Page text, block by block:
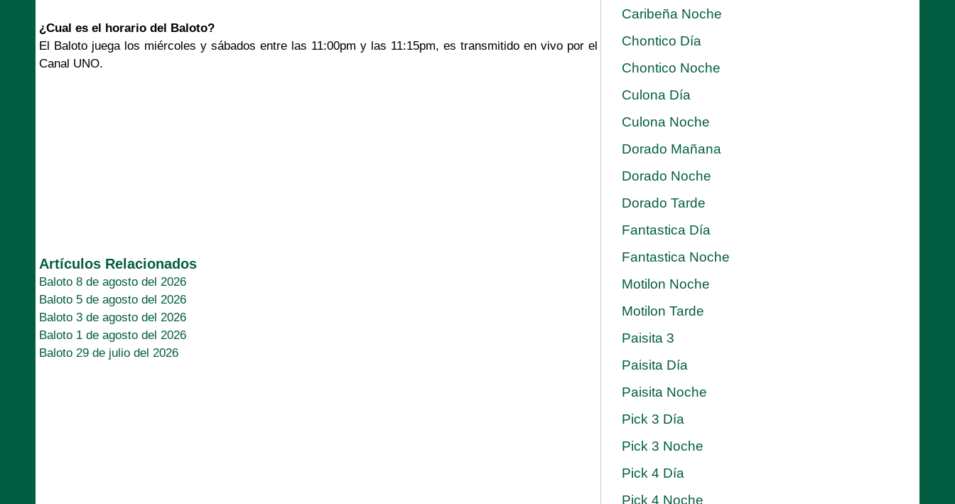
¿Cual es el horario del Baloto?
El Baloto juega los miércoles y sábados entre las 11:00pm y las 11:15pm, es transmitido en vivo por el
Canal UNO.
Artículos Relacionados
Baloto 8 de agosto del 2026
Baloto 5 de agosto del 2026
Baloto 3 de agosto del 2026
Baloto 1 de agosto del 2026
Baloto 29 de julio del 2026
Caribeña Noche
Chontico Día
Chontico Noche
Culona Día
Culona Noche
Dorado Mañana
Dorado Noche
Dorado Tarde
Fantastica Día
Fantastica Noche
Motilon Noche
Motilon Tarde
Paisita 3
Paisita Día
Paisita Noche
Pick 3 Día
Pick 3 Noche
Pick 4 Día
Pick 4 Noche